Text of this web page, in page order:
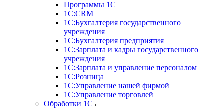
Программы 1С
1С:CRM
1С:Бухгалтерия государственного
учреждения
1С:Бухгалтерия предприятия
1С:Зарплата и кадры государственного
учреждения
1С:Зарплата и управление персоналом
1С:Розница
1С:Управление нашей фирмой
1С:Управление торговлей
Обработки 1С